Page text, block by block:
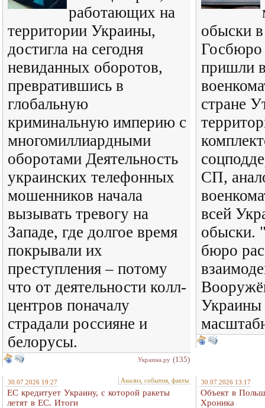
работающих на
территории Украины,
достигла на сегодня
невиданных оборотов,
превратившись в
глобальную
криминальную империю с
многомиллиардными
оборотами Деятельность
украинских телефонных
мошенников начала
вызывать тревогу на
Западе, где долгое время
покрывали их
преступления – потому
что от деятельности колл-
центров поначалу
страдали россияне и
белорусы.
Украина.ру (135)
обыски
Госбюро
пришли
стране
СП,
всей
обыски.
бюро
Украины
30.07.2026 19:27 Анализ, события, факты
ЕС кредитует Украину, с которой ракеты
летят в ЕС. Итоги
30.07.2026 13:17
Объект в
Хроника